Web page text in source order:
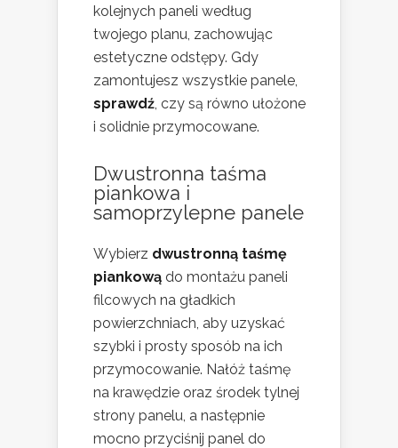
kolejnych paneli według
twojego planu, zachowując
estetyczne odstępy. Gdy
zamontujesz wszystkie panele,
sprawdź, czy są równo ułożone
i solidnie przymocowane.
Dwustronna taśma
piankowa i
samoprzylepne panele
Wybierz dwustronną taśmę
piankową do montażu paneli
filcowych na gładkich
powierzchniach, aby uzyskać
szybki i prosty sposób na ich
przymocowanie. Nałóż taśmę
na krawędzie oraz środek tylnej
strony panelu, a następnie
mocno przyciśnij panel do